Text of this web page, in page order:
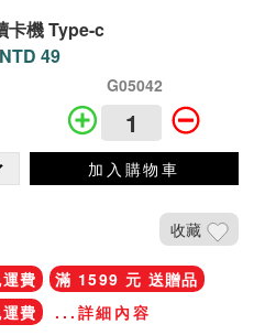
卡機 Type-c
NTD 49
G05042
加入購物車
收藏
費
滿 1599 元 送贈品
費
...詳細內容